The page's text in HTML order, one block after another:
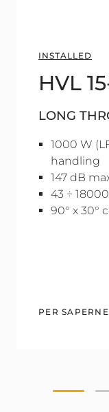
INSTALLED
HVL
LONG
1000 W
handling
147 dB
43 ÷
90° x 30°
PER